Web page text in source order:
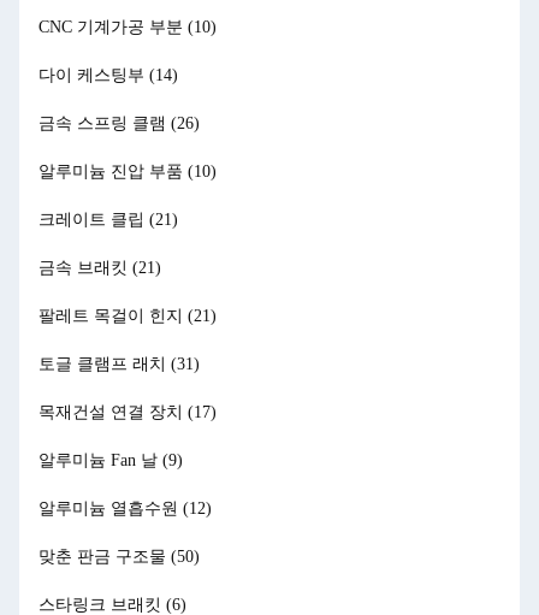
CNC 기계가공 부분 (10)
다이 케스팅부 (14)
금속 스프링 클램 (26)
알루미늄 진압 부품 (10)
크레이트 클립 (21)
금속 브래킷 (21)
팔레트 목걸이 힌지 (21)
토글 클램프 래치 (31)
목재건설 연결 장치 (17)
알루미늄 Fan 날 (9)
알루미늄 열흡수원 (12)
맞춘 판금 구조물 (50)
스타링크 브래킷 (6)